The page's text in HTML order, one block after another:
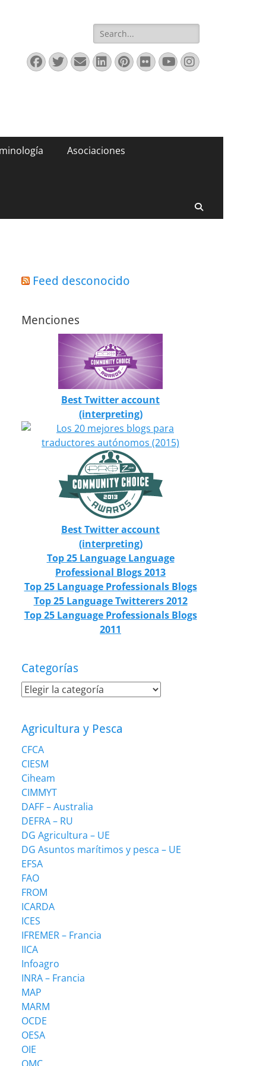
Buscar:
Facebook
Twitter
Correo
electrónico
LinkedIn
Pinterest
FlickrYouTube
Instagram
Asociaciones
Feed desconocido
Menciones
Best Twitter account
(interpreting)
Best Twitter account
(interpreting)
Top 25 Language Language
Professional Blogs 2013
Top 25 Language Professionals Blogs
Top 25 Language Twitterers 2012
Top 25 Language Professionals Blogs
2011
Categorías
Categorías
Agricultura y Pesca
CFCA
CIESM
Ciheam
CIMMYT
DAFF – Australia
DEFRA – RU
DG Agricultura – UE
DG Asuntos marítimos y pesca – UE
EFSA
FAO
FROM
ICARDA
ICES
IFREMER – Francia
IICA
Infoagro
INRA – Francia
MAP
MARM
OCDE
OESA
OIE